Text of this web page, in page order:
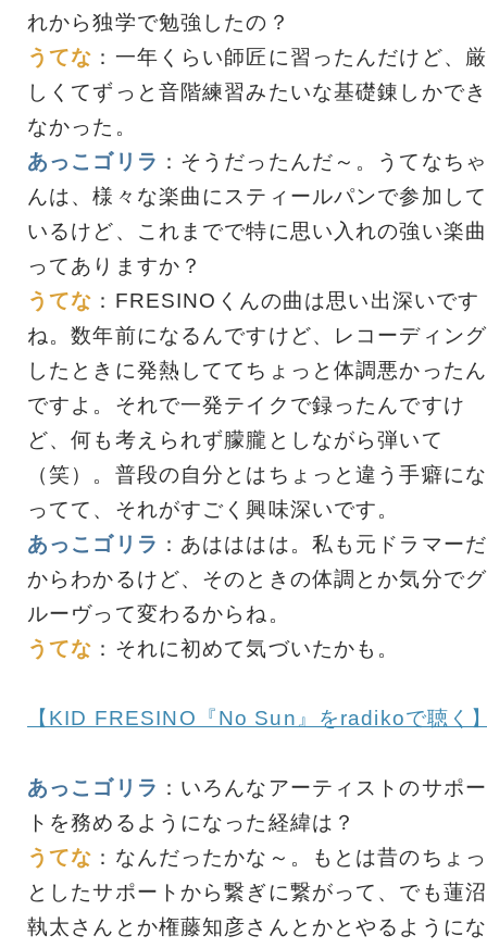
れから独学で勉強したの？
うてな ：一年くらい師匠に習ったんだけど、厳
しくてずっと音階練習みたいな基礎錬しかでき
なかった。
あっこゴリラ ：そうだったんだ～。うてなちゃ
んは、様々な楽曲にスティールパンで参加して
いるけど、これまでで特に思い入れの強い楽曲
ってありますか？
うてな ：FRESINOくんの曲は思い出深いです
ね。数年前になるんですけど、レコーディング
したときに発熱しててちょっと体調悪かったん
ですよ。それで一発テイクで録ったんですけ
ど、何も考えられず朦朧としながら弾いて
（笑）。普段の自分とはちょっと違う手癖にな
ってて、それがすごく興味深いです。
あっこゴリラ ：あはははは。私も元ドラマーだ
からわかるけど、そのときの体調とか気分でグ
ルーヴって変わるからね。
うてな ：それに初めて気づいたかも。
【KID FRESINO『No Sun』をradikoで聴く
あっこゴリラ ：いろんなアーティストのサポー
トを務めるようになった経緯は？
うてな ：なんだったかな～。もとは昔のちょっ
としたサポートから繋ぎに繋がって、でも蓮沼
執太さんとか権藤知彦さんとかとやるようにな